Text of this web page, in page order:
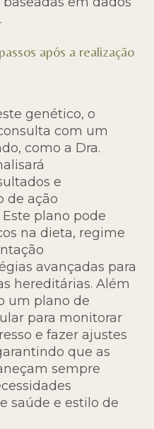
após a realização
genético, o
com um
como a Dra.
e
de ação
plano pode
na dieta, regime
avançadas para
hereditárias. Além
um plano de
para monitorar
e fazer ajustes
que as
sempre
saúde e estilo de